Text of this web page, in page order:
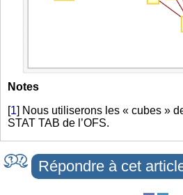
Notes
[1] Nous utiliserons les « cubes »
STAT TAB de l’OFS.
Répondre à cet